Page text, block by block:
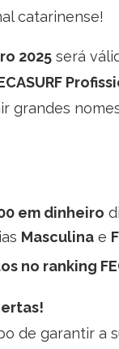
catarinense!
2025 será
grandes
em dinheiro
Masculina e
no ranking
de garantir a